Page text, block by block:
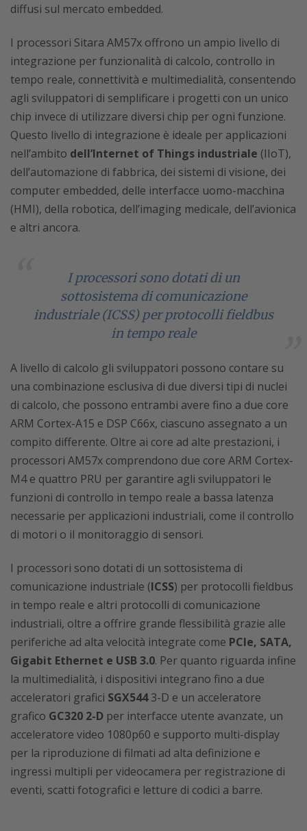
diffusi sul mercato embedded.
I processori Sitara AM57x offrono un ampio livello di
integrazione per funzionalità di calcolo, controllo in
tempo reale, connettività e multimedialità, consentendo
agli sviluppatori di semplificare i progetti con un unico
chip invece di utilizzare diversi chip per ogni funzione.
Questo livello di integrazione è ideale per applicazioni
nell’ambito dell’Internet of Things industriale (IIoT),
dell’automazione di fabbrica, dei sistemi di visione, dei
computer embedded, delle interfacce uomo-macchina
(HMI), della robotica, dell’imaging medicale, dell’avionica
e altri ancora.
I processori sono dotati di un
sottosistema di comunicazione
industriale (ICSS) per protocolli fieldbus
in tempo reale
A livello di calcolo gli sviluppatori possono contare su
una combinazione esclusiva di due diversi tipi di nuclei
di calcolo, che possono entrambi avere fino a due core
ARM Cortex-A15 e DSP C66x, ciascuno assegnato a un
compito differente. Oltre ai core ad alte prestazioni, i
processori AM57x comprendono due core ARM Cortex-
M4 e quattro PRU per garantire agli sviluppatori le
funzioni di controllo in tempo reale a bassa latenza
necessarie per applicazioni industriali, come il controllo
di motori o il monitoraggio di sensori.
I processori sono dotati di un sottosistema di
comunicazione industriale (ICSS) per protocolli fieldbus
in tempo reale e altri protocolli di comunicazione
industriali, oltre a offrire grande flessibilità grazie alle
periferiche ad alta velocità integrate come PCIe, SATA,
Gigabit Ethernet e USB 3.0. Per quanto riguarda infine
la multimedialità, i dispositivi integrano fino a due
acceleratori grafici SGX5443-D e un acceleratore
grafico GC320 2-D per interfacce utente avanzate, un
acceleratore video 1080p60 e supporto multi-display
per la riproduzione di filmati ad alta definizione e
ingressi multipli per videocamera per registrazione di
eventi, scatti fotografici e letture di codici a barre.